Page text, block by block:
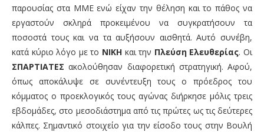
παρουσίας στα ΜΜΕ ενώ είχαν την θέληση και το πάθος να
εργαστούν σκληρά προκειμένου να συγκρατήσουν τα
ποσοστά τους και να τα αυξήσουν αισθητά. Αυτό συνέβη,
κατά κύριο λόγο με το ΝΙΚΗ και την Πλεύση Ελευθερίας. Οι
ΣΠΑΡΤΙΑΤΕΣ ακολούθησαν διαφορετική στρατηγική. Αφού,
όπως αποκάλυψε σε συνέντευξη τους ο πρόεδρος του
κόμματος ο προεκλογικός τους αγώνας διήρκησε μόλις τρεις
εβδομάδες, στο μεσοδιάστημα από τις πρώτες ως τις δεύτερες
κάλπες. Σημαντικό στοιχείο για την είσοδο τους στην Βουλή